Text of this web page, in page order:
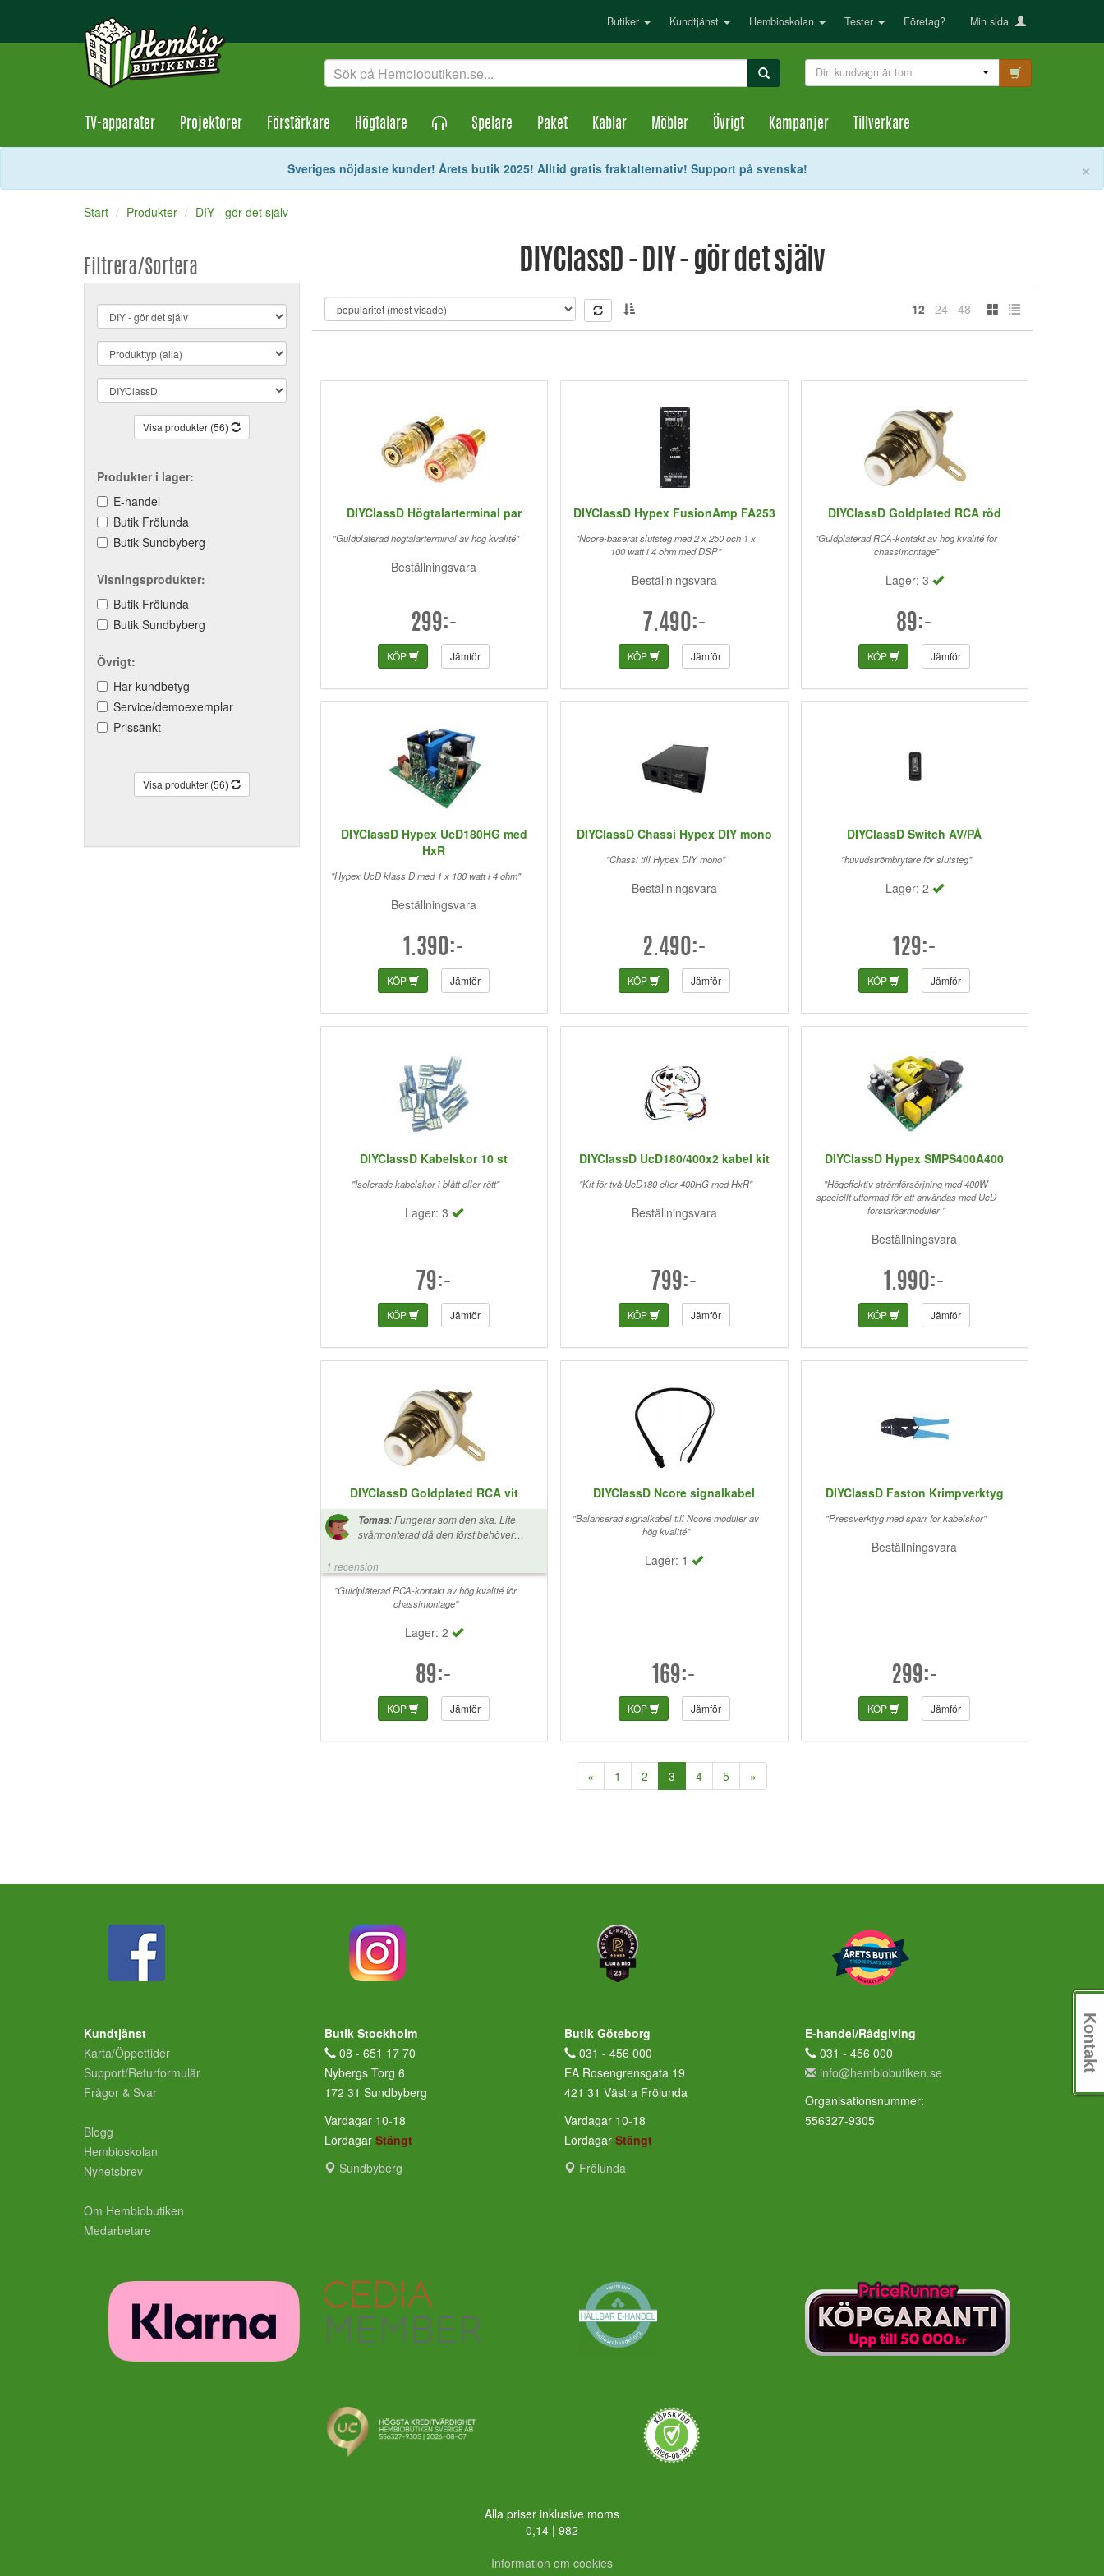
Butiker Kundtjänst Hembioskolan Tester Företag? Min sida
Din kundvagn är tom
TV-apparater Projektorer Förstärkare Högtalare Spelare Paket Kablar Möbler Övrigt Kampanjer Tillverkare
×
Sveriges nöjdaste kunder! Årets butik 2025! Alltid gratis fraktalternativ! Support på svenska!
Start Produkter DIY - gör det själv
Filtrera/Sortera
Visa produkter (56)
Produkter i lager:
E-handel
Butik Frölunda
Butik Sundbyberg
Visningsprodukter:
Butik Frölunda
Butik Sundbyberg
Övrigt:
Har kundbetyg
Service/demoexemplar
Prissänkt
Visa produkter (56)
DIYClassD - DIY - gör det själv
12 24 48
DIYClassD Högtalarterminal par
"Guldpläterad högtalarterminal av hög kvalité"
Beställningsvara
299:-
KÖP Jämför
DIYClassD Hypex FusionAmp FA253
"Ncore-baserat slutsteg med 2 x 250 och 1 x
100 watt i 4 ohm med DSP"
Beställningsvara
7.490:-
KÖP Jämför
DIYClassD Goldplated RCA röd
"Guldpläterad RCA-kontakt av hög kvalité för
chassimontage"
Lager: 3
89:-
KÖP Jämför
DIYClassD Hypex UcD180HG med
HxR
"Hypex UcD klass D med 1 x 180 watt i 4 ohm"
Beställningsvara
1.390:-
KÖP Jämför
DIYClassD Chassi Hypex DIY mono
"Chassi till Hypex DIY mono"
Beställningsvara
2.490:-
KÖP Jämför
DIYClassD Switch AV/PÅ
"huvudströmbrytare för slutsteg"
Lager: 2
129:-
KÖP Jämför
DIYClassD Kabelskor 10 st
"Isolerade kabelskor i blått eller rött"
Lager: 3
79:-
KÖP Jämför
DIYClassD UcD180/400x2 kabel kit
"Kit för två UcD180 eller 400HG med HxR"
Beställningsvara
799:-
KÖP Jämför
DIYClassD Hypex SMPS400A400
"Högeffektiv strömförsörjning med 400W
speciellt utformad för att användas med UcD
förstärkarmoduler "
Beställningsvara
1.990:-
KÖP Jämför
DIYClassD Goldplated RCA vit
Tomas: Fungerar som den ska. Lite
svårmonterad då den först behöver
kablarna. Den yttersta montagemuttern
borde kunna demonteras för att
underlätta installationen.
1 recension
"Guldpläterad RCA-kontakt av hög kvalité för
chassimontage"
Lager: 2
89:-
KÖP Jämför
DIYClassD Ncore signalkabel
"Balanserad signalkabel till Ncore moduler av
hög kvalité"
Lager: 1
169:-
KÖP Jämför
DIYClassD Faston Krimpverktyg
"Pressverktyg med spärr för kabelskor"
Beställningsvara
299:-
KÖP Jämför
« 1 2 3 (current)
4 5 »
Kundtjänst
Karta/Öppettider
Support/Returformulär
Frågor & Svar
Blogg
Hembioskolan
Nyhetsbrev
Om Hembiobutiken
Medarbetare
Butik Stockholm
08 - 651 17 70
Nybergs Torg 6
172 31 Sundbyberg
Vardagar 10-18
Lördagar Stängt
Sundbyberg
Butik Göteborg
031 - 456 000
EA Rosengrensgata 19
421 31 Västra Frölunda
Vardagar 10-18
Lördagar Stängt
Frölunda
E-handel/Rådgiving
031 - 456 000
info@hembiobutiken.se
Organisationsnummer:
556327-9305
Alla priser inklusive moms
0,14 | 982
Information om cookies
Kontakt